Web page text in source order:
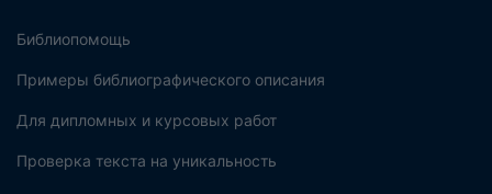
Библиопомощь
Примеры библиографического описания
Для дипломных и курсовых работ
Проверка текста на уникальность